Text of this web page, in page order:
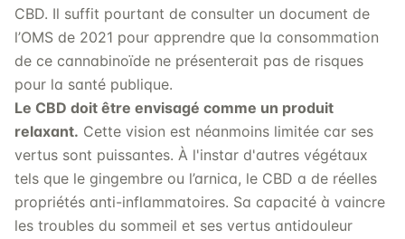
CBD. Il suffit pourtant de consulter un document de
l’OMS de 2021 pour apprendre que la consommation
de ce cannabinoïde ne présenterait pas de risques
pour la santé publique.
Le CBD doit être envisagé comme un produit
relaxant. Cette vision est néanmoins limitée car ses
vertus sont puissantes. À l'instar d'autres végétaux
tels que le gingembre ou l’arnica, le CBD a de réelles
propriétés anti-inflammatoires. Sa capacité à vaincre
les troubles du sommeil et ses vertus antidouleur